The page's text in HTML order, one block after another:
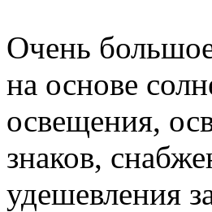
Очень
на основе
освещения,
знаков,
удешевления